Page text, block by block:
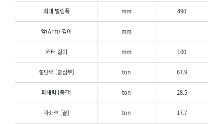
최대 벌림폭 mm 490
암(Arm) 깊이 mm
커터 길이 mm 100
절단력 [중심부] ton 67.9
파쇄력 [중간] ton 28.5
파쇄력 [끝] ton 17.7